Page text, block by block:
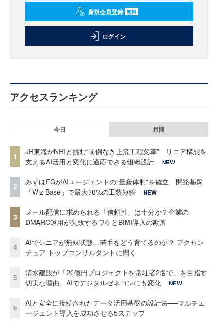
新規会員登録 無料
ログイン
アクセスランキング
今日 月間
1
JR東海がNRIと挑む“前例なき上流工程変革” リニア構想を
支えるAI活用と変化に適応できる組織設計
NEW
2
みずほFGがAIエージェントの“量産体制”を確立 開発基盤
「Wiz Base」で最大70%の工数短縮
NEW
3
メール配信に求められる「信頼性」は十分か？企業の
DMARC運用が失敗するワケとBIMI導入の勘所
4
AIでシニアが無双状態、若手をどう育てるのか？ アクセン
チュア トップコンサルタントに聞く
5
清水建設が「20億円プロジェクトを常駐者2名で」を目指す
切実な理由、AIでデジタルゼネコンにも変化
NEW
6
AIと安全に接続されたデータ活用基盤の設計法──マルチエ
ージェント導入を成功させる5ステップ